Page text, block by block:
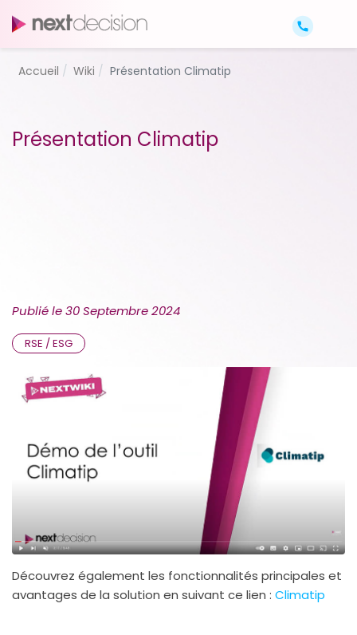
Accueil Wiki Présentation Climatip
Présentation Climatip
Publié le30 Septembre 2024
RSE / ESG
Découvrez également les fonctionnalités principales et
avantages de la solution en suivant ce lien : Climatip